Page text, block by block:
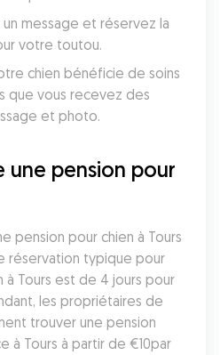
un message et réservez la
votre toutou.
chien bénéficie de soins
que vous recevez des
et photo.
une pension pour
pension pour chien à Tours
réservation typique pour
à Tours est de 4 jours pour
les propriétaires de
trouver une pension
à Tours à partir de €10par